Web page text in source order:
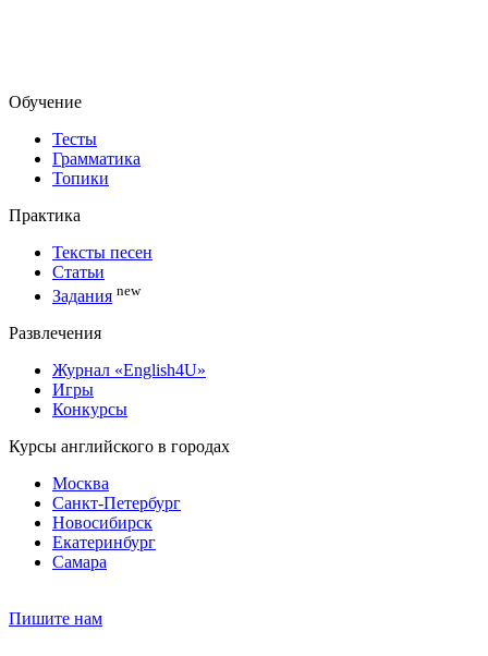
Обучение
Тесты
Грамматика
Топики
Практика
Тексты песен
Статьи
Задания new
Развлечения
Журнал «English4U»
Игры
Конкурсы
Курсы английского в городах
Москва
Санкт-Петербург
Новосибирск
Екатеринбург
Самара
Пишите нам